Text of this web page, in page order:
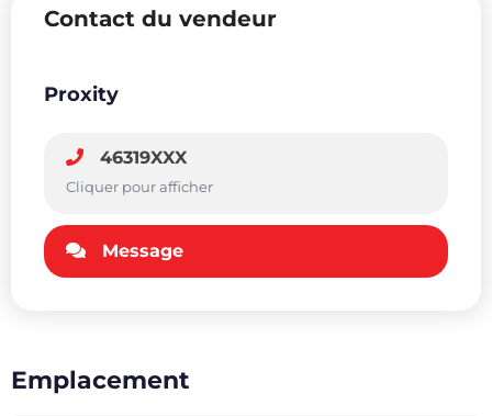
Contact du vendeur
Proxity
46319XXX
Cliquer pour afficher
Message
Emplacement